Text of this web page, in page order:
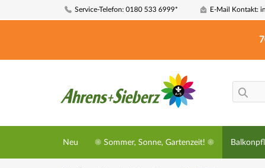
Service-Telefon: 0180 533 6999* E-Mail Kontakt:
Neu ☀️ Sommer, Sonne, Gartenzeit! ☀️